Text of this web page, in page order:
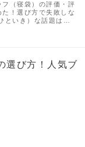
（寝袋）の評価・評
！選び方で失敗しな
といき）な話題は…